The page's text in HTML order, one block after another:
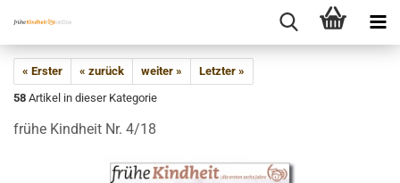
« Erster « zurück weiter »
Letzter »
58 Artikel in dieser Kategorie
frühe Kindheit Nr. 4/18